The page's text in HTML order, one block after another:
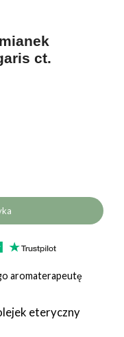
ct.
aromaterapeutę
eteryczny